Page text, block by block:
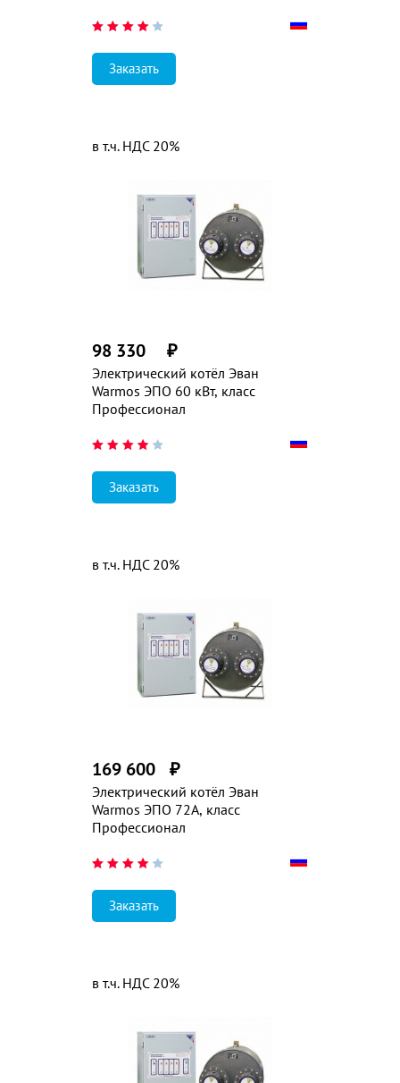
Заказать
Электрический котёл Эван
Warmos ЭПО 60 кВт, класс
Профессионал
98 330 ₽
в т.ч. НДС 20%
Заказать
Электрический котёл Эван
Warmos ЭПО 72А, класс
Профессионал
169 600 ₽
в т.ч. НДС 20%
Заказать
в т.ч. НДС 20%